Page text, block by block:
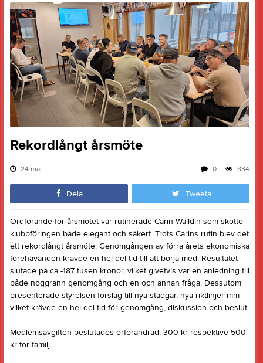
Rekordlångt årsmöte
24 maj 834
0
Dela Tweeta
Ordförande för årsmötet var rutinerade Carin Walldin som skötte
klubbföringen både elegant och säkert. Trots Carins rutin blev det
ett rekordlångt årsmöte. Genomgången av förra årets ekonomiska
förehavanden krävde en hel del tid till att börja med. Resultatet
slutade på ca -187 tusen kronor, vilket givetvis var en anledning till
både noggrann genomgång och en och annan fråga. Dessutom
presenterade styrelsen förslag till nya stadgar, nya riktlinjer mm
vilket krävde en hel del tid för genomgång, diskussion och beslut.
Medlemsavgiften beslutades orförändrad, 300 kr respektive 500
kr för familj.